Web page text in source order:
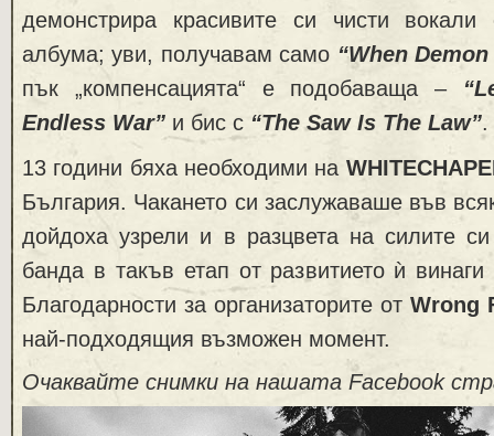
демонстрира красивите си чисти
албума; уви, получавам само “When
пък „компенсацията“ е подобаваща –
Endless War” и бис с “The Saw Is The Law”.
13 години бяха необходими на
България. Чакането си заслужаваше във
дойдоха узрели и в разцвета на силите
банда в такъв етап от развитието ѝ
Благодарности за организаторите от Wrong
най-подходящия възможен момент.
Очаквайте снимки на нашата Facebook